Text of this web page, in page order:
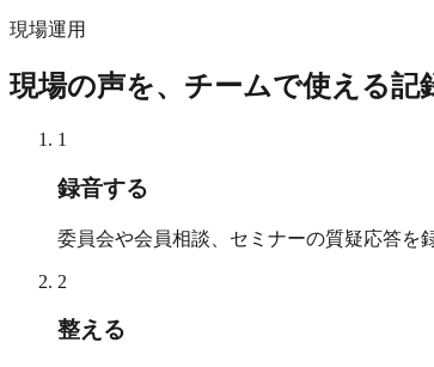
現場運用
現場の声を、チームで使える記
1
録音する
委員会や会員相談、セミナーの質疑応答を
2
整える